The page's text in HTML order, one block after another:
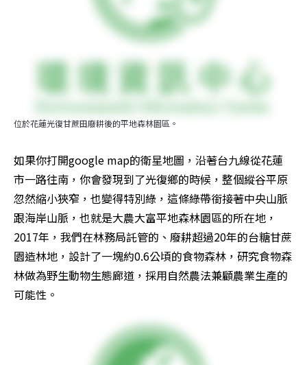
位於花蓮光復甘蔗田廢耕後的平地森林園區。
如果你打開google map的衛星地圖，沿著台九線從花蓮
市一路往南，你會發現到了光復鄉的時候，整個縱谷平原
忽然縮小狹窄，也變得特別綠，這條綠帶銜接著中央山脈
跟海岸山脈，也就是大農大富平地森林園區的所在地，
2017年，我們在林務局託管的、廢耕超過20年的台糖甘蔗
園造林地，設計了一塊約0.6公頃的食物森林，研究食物森
林做為野生動物生態廊道，採用自然農法兼顧農業生產的
可能性。